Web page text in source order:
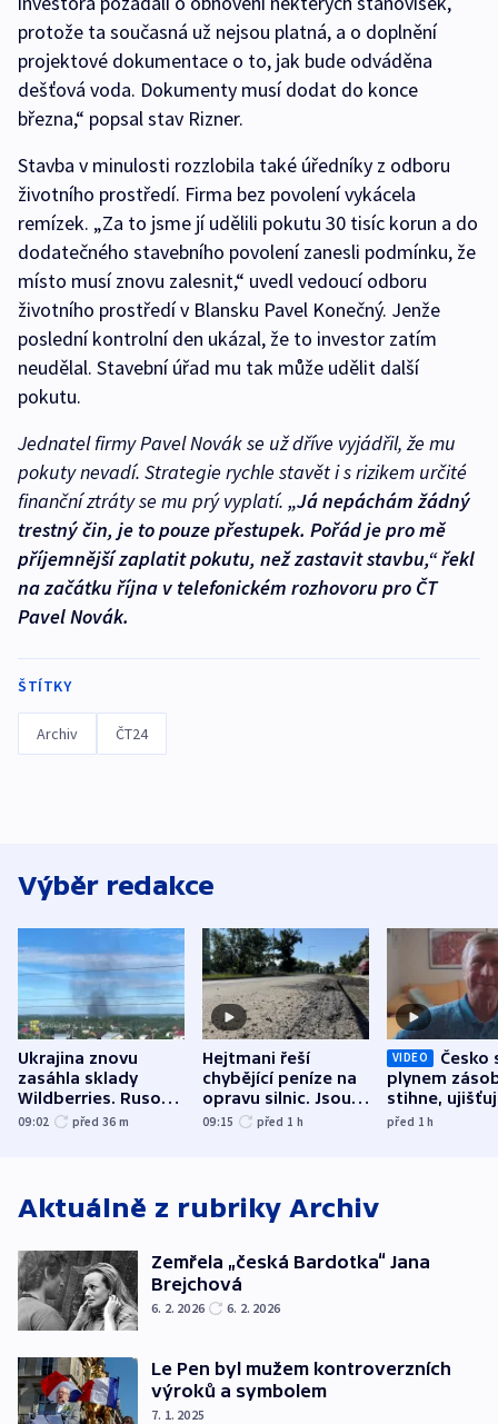
protože ta současná už nejsou platná, a o doplnění
projektové dokumentace o to, jak bude odváděna
dešťová voda. Dokumenty musí dodat do konce
března,“ popsal stav Rizner.
Stavba v minulosti rozzlobila také úředníky z odboru
životního prostředí. Firma bez povolení vykácela
remízek. „Za to jsme jí udělili pokutu 30 tisíc korun a do
dodatečného stavebního povolení zanesli podmínku, že
místo musí znovu zalesnit,“ uvedl vedoucí odboru
životního prostředí v Blansku Pavel Konečný. Jenže
poslední kontrolní den ukázal, že to investor zatím
neudělal. Stavební úřad mu tak může udělit další
pokutu.
Jednatel firmy Pavel Novák se už dříve vyjádřil, že mu
pokuty nevadí. Strategie rychle stavět i s rizikem určité
finanční ztráty se mu prý vyplatí. „Já nepáchám žádný
trestný čin, je to pouze přestupek. Pořád je pro mě
příjemnější zaplatit pokutu, než zastavit stavbu,“ řekl
na začátku října v telefonickém rozhovoru pro ČT
Pavel Novák.
ŠTÍTKY
Archiv ČT24
Výběr redakce
Ukrajina znovu
zasáhla sklady
Wildberries. Rusové
útočili v Charkovské
09:02 před 36 m
Hejtmani řeší
chybějící peníze na
opravu silnic. Jsou
nenárokové, namítá
09:15 před 1 h
VIDEO
Česko
plynem
stihne,
expert.
před 1h
Aktuálně z rubriky Archiv
Zemřela „česká Bardotka“ Jana
Brejchová
6. 2. 2026 6. 2. 2026
Le Pen byl mužem kontroverzních
výroků a symbolem
7. 1. 2025